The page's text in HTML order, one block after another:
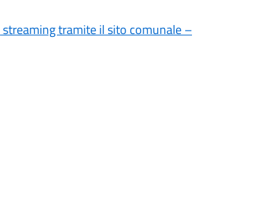
streaming tramite il sito comunale –